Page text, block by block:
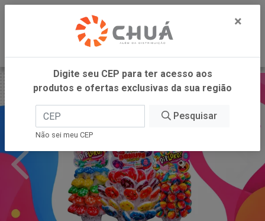
×
Digite seu CEP para ter acesso aos
produtos e ofertas exclusivas da sua região
Pesquisar
Não sei meu CEP